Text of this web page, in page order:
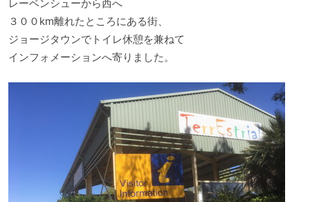
レーベンシューから西へ
３００km離れたところにある街、
ジョージタウンでトイレ休憩を兼ねて
インフォメーションへ寄りました。